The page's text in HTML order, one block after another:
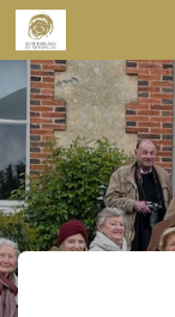
Skip to content